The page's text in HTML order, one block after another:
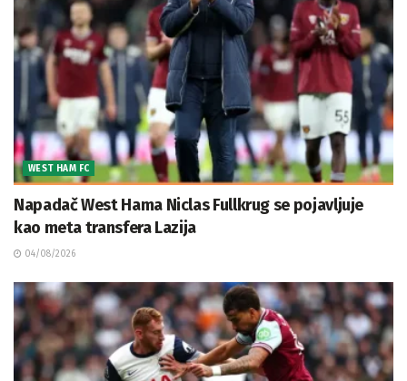
WEST HAM FC
Napadač West Hama Niclas Fullkrug se pojavljuje
kao meta transfera Lazija
04/08/2026